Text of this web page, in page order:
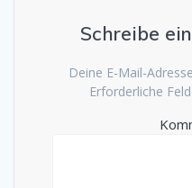
Schreibe
Deine E-Mail-
Erforderliche